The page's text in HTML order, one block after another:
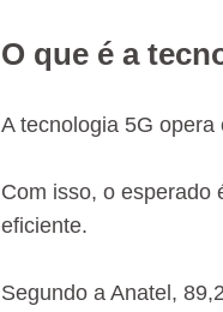
O que é a
A tecnologia 5G
Com isso, o esperado
eficiente.
Segundo a Anatel,